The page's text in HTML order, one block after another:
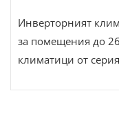
Инверторният
за помещения до
климатици от